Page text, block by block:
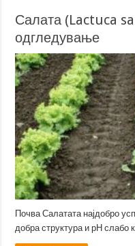
Салата (Lactuca
одгледување
Почва Салатата најдобро
добра структура и рН слабо